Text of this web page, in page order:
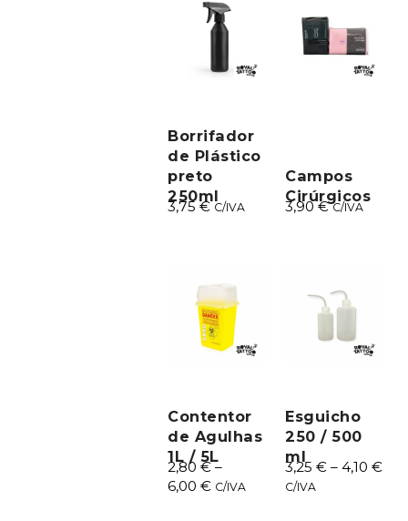
Borrifador
de Plástico
preto
250ml
3,75€ C/IVA
Campos
Cirúrgicos
3,90€ C/IVA
Contentor
de Agulhas
1L / 5L
2,80€ –
6,00€ C/IVA
Esguicho
250 / 500
ml
3,25€ – 4,10€
C/IVA